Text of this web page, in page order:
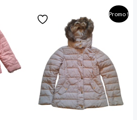
Promo !
initial
était :
45,00 €.
prix
actuel
est :
15,00 €.